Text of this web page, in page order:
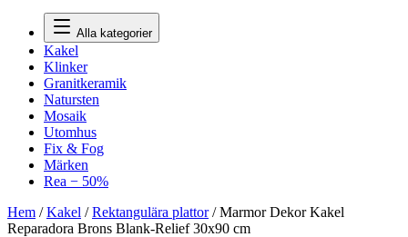
Alla kategorier
Kakel
Klinker
Granitkeramik
Natursten
Mosaik
Utomhus
Fix & Fog
Märken
Rea − 50%
Hem /Kakel /Rektangulära plattor/Marmor Dekor Kakel
Reparadora Brons Blank-Relief 30x90 cm